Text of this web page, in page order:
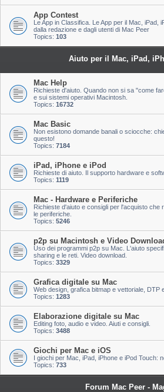
App Contest
Le App in Classifica. Le App per il Mac, iPad,
dalla redazione e dagli utenti di Mac Peer
Topics: 103
Aiuto per il Mac, iPad,
Mac Help
Richieste d'aiuto. Quando non si sa "come
e sui sistemi operativi Macintosh.
Topics: 16732
Mac Basic
Non esistono domande banali o sciocche:
questo!
Topics: 7184
iPad, iPhone e iPod
Richieste di aiuto. Il supporto hardware e
Topics: 1119
Mac - Hardware e Periferiche
Richieste d'aiuto e consigli per l'acquisto che
le periferiche.
Topics: 5246
p2p su Macintosh e Video
Uso dei programmi p2p su Mac. L'aiuto
sharing e le reti. Video download.
Topics: 3329
Grafica digitale su Mac
Web design, grafica bitmap e vettoriale, DTP
Topics: 1283
Elaborazione digitale su Mac
Editing foto, audio e video. Aiuti e consigli.
Topics: 3488
Giochi per Mac e iOS
I giochi per Mac, iPad, iPhone e iPod Touch:
Topics: 733
Forum Mac Peer -